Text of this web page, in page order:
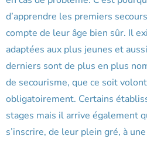
d’apprendre les premiers
compte de leur âge bien sûr. Il
adaptées aux plus jeunes et
derniers sont de plus en plus
de secourisme, que ce soit
obligatoirement. Certains
stages mais il arrive également
s’inscrire, de leur plein gré, à